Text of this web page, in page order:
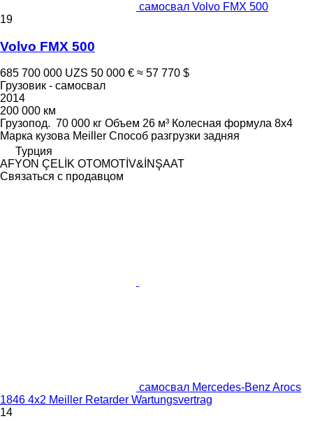
самосвал Volvo FMX 500
19
Volvo FMX 500
685 700 000 UZS 50 000 € ≈ 57 770 $
Грузовик - самосвал
2014
200 000 км
Грузопод. 70 000 кг Объем 26 м³ Колесная формула 8x4
Марка кузова Meiller Способ разгрузки задняя
Турция
AFYON ÇELİK OTOMOTİV&İNŞAAT
Связаться с продавцом
самосвал Mercedes-Benz Arocs
1846 4x2 Meiller Retarder Wartungsvertrag
14